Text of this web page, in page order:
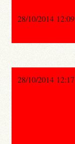
28/10/2014 12:09
28/10/2014 12:17